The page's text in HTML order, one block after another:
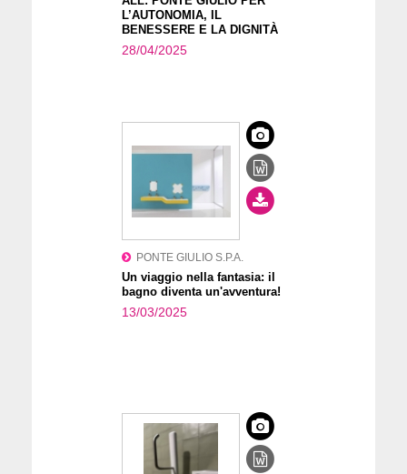
L’AUTONOMIA, IL
BENESSERE E LA DIGNITÀ
28/04/2025
PONTE GIULIO S.P.A.
Un viaggio nella fantasia: il
bagno diventa un'avventura!
13/03/2025